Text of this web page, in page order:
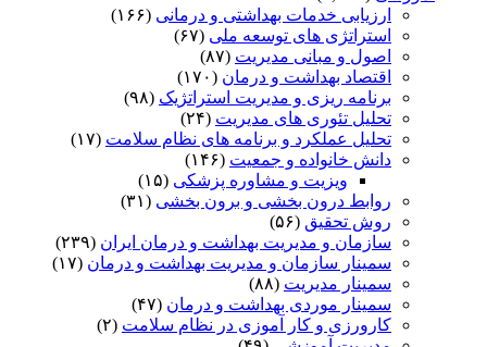
ارزیابی خدمات بهداشتی و درمانی (۱۶۶)
استراتژی های توسعه ملی (۶۷)
اصول و مبانی مدیریت (۸۷)
اقتصاد بهداشت و درمان (۱۷۰)
برنامه ریزی و مدیریت استراتژیک (۹۸)
تحلیل تئوری های مدیریت (۲۴)
تحلیل عملکرد و برنامه های نظام سلامت (۱۷)
دانش خانواده و جمعیت (۱۴۶)
ویزیت و مشاوره پزشکی (۱۵)
روابط درون بخشی و برون بخشی (۳۱)
روش تحقیق (۵۶)
سازمان و مدیریت بهداشت و درمان ایران (۲۳۹)
سمینار سازمان و مدیریت بهداشت و درمان (۱۷)
سمینار مدیریت (۸۸)
سمینار موردی بهداشت و درمان (۴۷)
کارورزی و کار آموزی در نظام سلامت (۲)